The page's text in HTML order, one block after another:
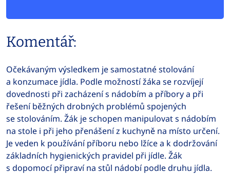
Komentář:
Očekávaným výsledkem je samostatné stolování
a konzumace jídla. Podle možností žáka se rozvíjejí
dovednosti při zacházení s nádobím a příbory a při
řešení běžných drobných problémů spojených
se stolováním. Žák je schopen manipulovat s nádobím
na stole i při jeho přenášení z kuchyně na místo určení.
Je veden k používání příboru nebo lžíce a k dodržování
základních hygienických pravidel při jídle. Žák
s dopomocí připraví na stůl nádobí podle druhu jídla.